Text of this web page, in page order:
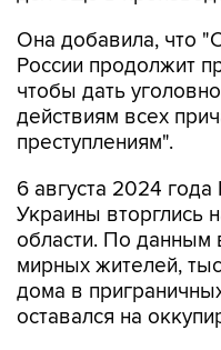
Она добавила, что
России продолжит
чтобы дать
действиям всех
преступлениям".
6 августа 2024
Украины вторглись
области. По данным
мирных жителей,
дома в
оставался на